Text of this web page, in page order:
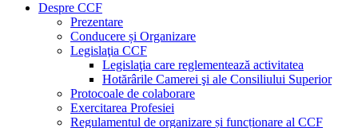
Despre CCF
Prezentare
Conducere și Organizare
Legislaţia CCF
Legislaţia care reglementează activitatea
Hotărârile Camerei şi ale Consiliului Superior
Protocoale de colaborare
Exercitarea Profesiei
Regulamentul de organizare și funcționare al CCF